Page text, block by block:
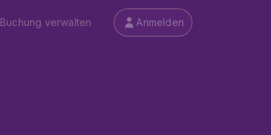
Buchung verwalten Anmelden